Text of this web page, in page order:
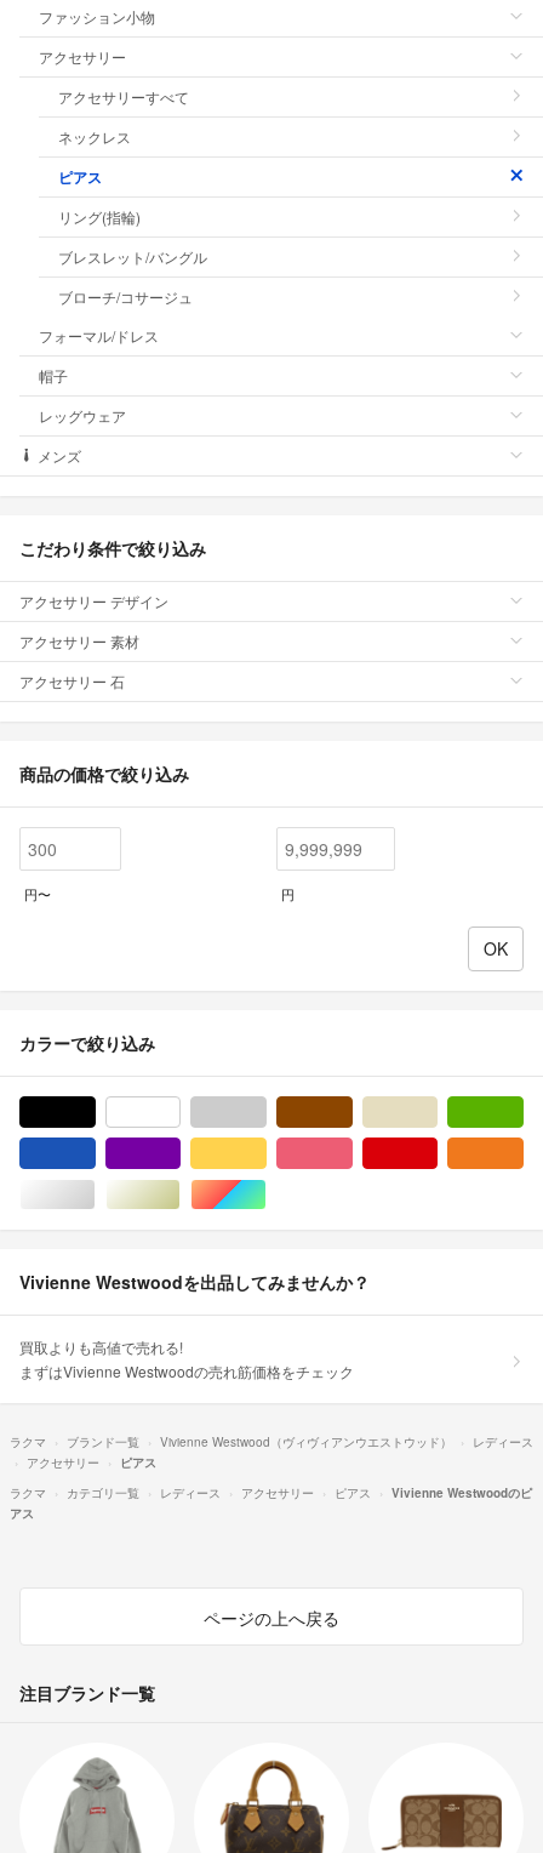
ファッション小物
アクセサリー
アクセサリーすべて
ネックレス
ピアス
リング(指輪)
ブレスレット/バングル
ブローチ/コサージュ
フォーマル/ドレス
帽子
レッグウェア
メンズ
こだわり条件で絞り込み
アクセサリー デザイン
アクセサリー 素材
アクセサリー 石
商品の価格で絞り込み
円〜 円
カラーで絞り込み
シルバー/銀色系ゴールド/金色系マルチカラー
Vivienne Westwoodを出品してみませんか？
買取よりも高値で売れる!
まずはVivienne Westwoodの売れ筋価格をチェック
ラクマ ブランド一覧 Vivienne Westwood（ヴィヴィアンウエストウッド）
レディース
アクセサリー
ピアス
ラクマ
カテゴリ一覧 レディース アクセサリー ピアス
Vivienne Westwoodのピ
アス
ページの上へ戻る
注目ブランド一覧